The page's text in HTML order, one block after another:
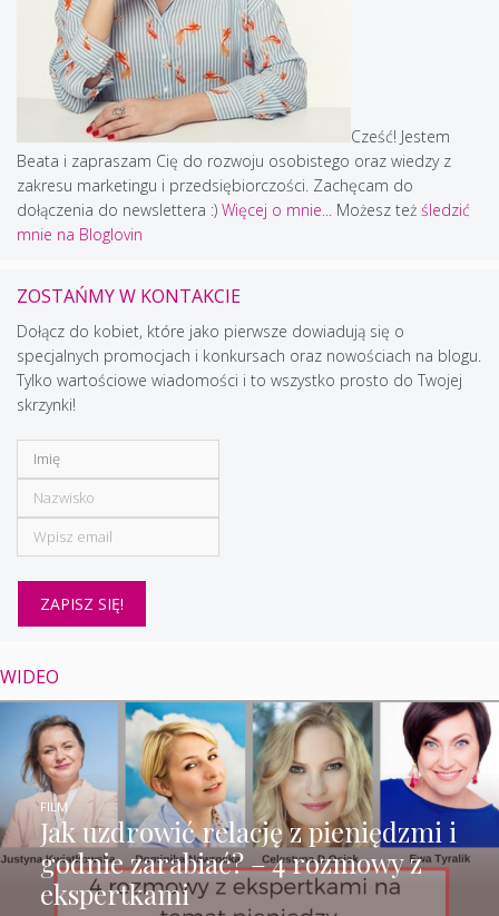
Cześć! Jestem
Beata i zapraszam Cię do rozwoju osobistego oraz wiedzy z
zakresu marketingu i przedsiębiorczości. Zachęcam do
dołączenia do newslettera :) Więcej o mnie... Możesz też śledzić
mnie na Bloglovin
ZOSTAŃMY W KONTAKCIE
Dołącz do kobiet, które jako pierwsze dowiadują się o
specjalnych promocjach i konkursach oraz nowościach na blogu.
Tylko wartościowe wiadomości i to wszystko prosto do Twojej
skrzynki!
WIDEO
Jak uzdrowić relację z pieniędzmi i
godnie zarabiać? – 4 rozmowy z
ekspertkami
FILM